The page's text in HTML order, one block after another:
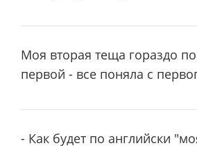
Моя вторая теща гораздо
первой - все поняла с
- Как будет по английски